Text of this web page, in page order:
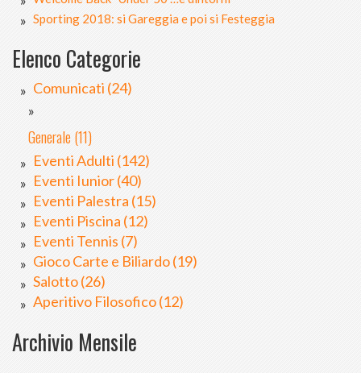
Sporting 2018: si Gareggia e poi si Festeggia
Elenco Categorie
Comunicati (24)
Generale (11)
Eventi Adulti (142)
Eventi Iunior (40)
Eventi Palestra (15)
Eventi Piscina (12)
Eventi Tennis (7)
Gioco Carte e Biliardo (19)
Salotto (26)
Aperitivo Filosofico (12)
Archivio Mensile